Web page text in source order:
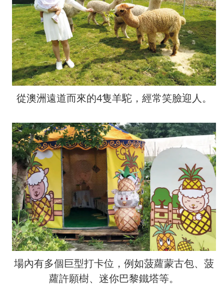
從澳洲遠道而來的4隻羊駝，經常笑臉迎人。
場內有多個巨型打卡位，例如菠蘿蒙古包、菠
蘿許願樹、迷你巴黎鐵塔等。